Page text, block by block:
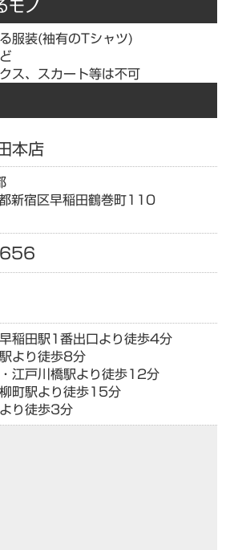
服装(袖有のTシャツ)
ス、スカート等は不可
本店
宿区早稲田鶴巻町110
稲田駅1番出口より徒歩4分
より徒歩8分
江戸川橋駅より徒歩12分
町駅より徒歩15分
り徒歩3分